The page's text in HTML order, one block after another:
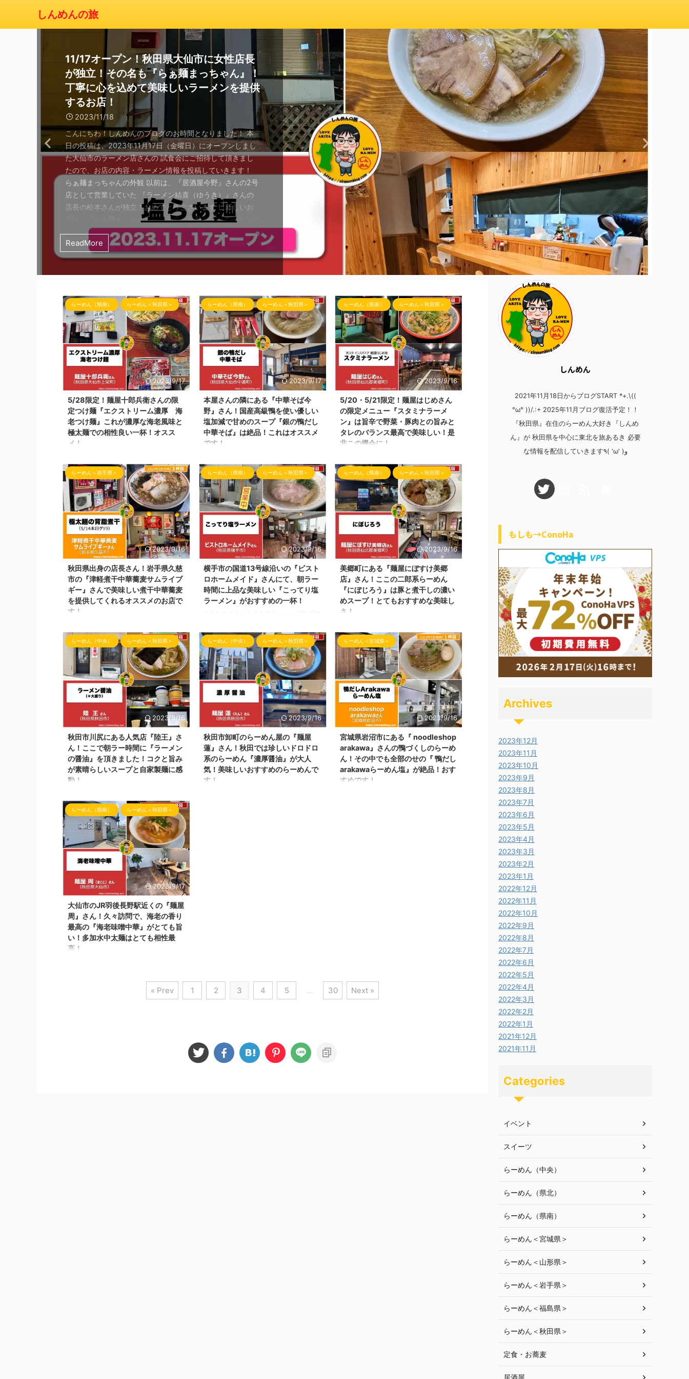
しんめんの旅
横手市赤坂にある昔から好きな味噌らーめ
ん屋さん『ラーメン大王』！ここの『新潟
みそラーメン』の濃口のスープにハマる！
おすすめです！
2023/12/24
こんばんわ！ 久しぶりのブログ『しんめんの旅』の投稿と
なりました。 今回は横手市赤坂にございますラーメン屋さ
んへご訪問させて頂きました！ 数年前、横手市の仕事帰り
ではよくお世話になっていたお店！ 「ラーメンだいおう」
さんです！ ラーメンだいおうさんの外観 らーめん屋さんの
場所 ラーメンだいおうさんの場所は、 ヤマダデンキ テッ
クランドNew横手店さんの近くにあります。 下記Googleマ
ップにてご参照ください。最寄駅はJR横手駅となります。
ラーメン屋さんの駐車場は、お店の正面に車を駐車するスペ
ースがあり ...
ReadMore
11/17オープン！秋田県大仙市に女性店長
が独立！その名も『らぁ麺まっちゃん』！
丁寧に心を込めて美味しいラーメンを提供
するお店！
2023/11/18
こんにちわ！しんめんのブログのお時間となりました！ 本
日の投稿は、2023年11月17日（金曜日）にオープンしまし
た大仙市のラーメン店さんの 試食会にご招待して頂きまし
たので、お店の内容・ラーメン情報を投稿していきます！
らぁ麺まっちゃんの外観 以前は、『居酒屋今野』さんの2号
店として営業していた 『ラーメン結喜（ゆうき）』さんの
店長の松本さんが独立！おめでとうございます！ 新しいお
店は、『らぁ麺まっちゃん』 とても可愛らしいネーミング
です！ （Instagramのアカウントは、＠ramen.maccha ...
ReadMore
コラボラーメン『心麺（しんめん）』が復
活！美郷町にある「麺屋はじめ」さんで
11/14〜期間限定にて提供開始！味噌らー
めん好きにはハマる一杯です！おすすめで
す！
2023/11/13
雪が降る季節が到来中！かなり冷え込んできましたね！ 本
日の『しんめんの旅』でご紹介するらーめんは、そんな冷え
込んだ季節でも温まるらーめん！ にんにく！旨辛！味噌！
のキーワードが入るらーめんのご紹介です！ 本日のご紹介
させて頂くラーメン店さんはいつもご贔屓にさせて頂いてい
る 秋田県仙北郡美郷町の「麺屋はじめ」さんです！ 前回の
ブログでもご紹介しましたが2023年11月1日にて祝1周年の
ラーメン屋さんです！ 麺屋はじめさん 麺屋はじめさんの場
所 麺屋はじめさんの近くには、競輪のサテライト六郷さん
やイオンスーパ ...
ReadMore
10月3日に秋田市八橋にオープンした『八
橋食堂』さん！素材にこだわった一杯の
『塩中華』
2023/11/4
こんばんわ！ブログ『しんめんの旅』のお時間となりまし
た。 本日も10月訪問時のらーめん屋さんを投稿していきま
す。 今回の投稿は、 10月3日にオープンしました 秋田市八
橋にオープンしたお店をご紹介いたします。 ここのらーめ
ん屋さんは、 秋田県にかほ市にある『湯の台食堂』さんの3
号店としてオープン。 以前は、『シロクロ』さんのお店だ
った場所へ オープンしたお店はここ！ 秋田県秋田市八橋に
あります「八橋食堂」さんです！ 八橋食堂さんの外観 八橋
食堂さんの場所 八橋食堂さんは、新国道のマクドナルドの
近くにありま ...
ReadMore
秋田市の人気店！『麺屋とんぼ庵』さん！
特製らぁめんと今日のめしの最強の組合
せ！とても美味しい一杯です！
2023/11/3
こんばんわ！ブログ『しんめんの旅』のお時間となりまし
た。 10月に訪問したらーめん屋さんの投稿がたまっており
ますので 少しずつ投稿をしていきます！ 今回の投稿は、秋
田市で人気店のお店を訪問してきたので そこのお店をご紹
介していきます。 ここのらーめん屋さんは、 インスタグラ
ムのフォロワーさんの投稿を見て とても気になり、それが
きっかけで訪問してきました。 そこのお店とはここ！ 秋田
県秋田市中通にあります「麺屋とんぼ庵」さんです！ 麺屋
とんぼ庵さんの外観 麺屋とんぼ庵さんの場所 麺屋とんぼ庵
さんは、明田地下 ...
ReadMore
祝1周年おめでとう！人気店『麺屋はじ
め』さん！周年祭限定の『1周年和歌山ラ
ーメン』は素晴らしい味の仕上がり！
2023/11/13
こんばんわ！2023年11月となりましたね。 ブログ「しんめ
んの旅」の更新をサボっておりました。申し訳ございません
m(_ _)m ワードプレスとテーマの不具合もあり、装飾がうま
くできておりません。 後日解消予定となります。それまで
文字の色など変更しないまま掲載させて頂きます。 本日は
久々の更新ということもあり、 ご贔屓にさせて頂いている
「麺屋はじめ」さんが 2023年11月1日にて丸1年ということ
で祝1周年となりました！ おめでとうございます。今回はこ
の周年祭の限定ラーメンを取り上げていきます！ 麺屋はじ
ReadMore
秋田市手形の『初代麺屋とのさき』さんの
雰囲気良いお店！２９の日限定の『豚そば
SIO』は最高の一杯でした！おすすめ！
2023/10/1
こんばんわ、しんめんのラーメンブログのお時間となりまし
た！ 2023年10月になりました！あっという間に秋の季節
に！ 秋といえば「食欲の秋」。 今回は、秋田県秋田市の初
訪問のらーめん屋さんへ行ってきました！ 前からとても気
になっていた『初代麺屋とのさき』さんへ （Instagram
は、 ＠ra_men_tonosaki です。） 初代麺屋とのさきさ
ん らーめん屋さんの場所 『初代麺屋とのさき』さんは、 秋
田県秋田市手形という地域にあり住宅街の中にあるらーめん
屋さんです！ 駐車場は、道路挟んでお店の斜め向か ...
ReadMore
横手市に9月4日オープンした『貝麺ほて
や横手店』さん！おすすめの『貝出汁 豚
骨らーめん（特製）』がここにあります！
2023/9/19
こんばんわ、しんめんのラーメンブログのお時間となりまし
た！ 2023年8月27日にて閉店となった麺屋一布さんの予告
通りの 横手市前郷一番町において貝出汁ラーメン店として
営業予定となったとの情報を頂きましたので そのラーメン
屋さんへ先日訪問してきました。 今回ご紹介するラーメン
屋さんは、9月４日頃からオープンしました予告通りの貝出
汁ラーメン店 『貝麺ほてや』さんです！Instagramは、 ＠
kaimen_hoteiya_yokote となります。 貝麺ほてやさん ら
ーめん屋さんの場所 横手市前郷という地域 ...
ReadMore
9/12グランドオープン！岩手県北上市の
『黄金製麺食堂』さん！地元に愛されてい
る製麺所が移転オープン！美味しいクリー
ミーな『泡味噌鶏白湯』を頂きました！
2023/9/16
こんにちわ、しんめんのラーメンブログのお時間となりまし
た！ パソコンの不具合が解消されてやっとブログの更新が
できるようになりました。 今回訪れたラーメン屋さんは、
岩手県で初！お店側からご招待を頂いたお店となります！
その訪れたラーメン屋さんをご紹介を致します！ 今回ご紹
介するラーメン屋さんは、9月12日（火）にグランドオープ
ンしました 『黄金製麺食堂（こがねせいめんしょくど
う）』さんです！ Instagramは、 ＠
koganeseimenjo_kitakami と ＠
koganeseimen_shok ...
ReadMore
秋田YouTuber食用アマガエルさんと麺屋
十郎兵衛さんのコラボラーメン『アマちゃ
ん』！ちゃんぽん風に辛味玉！自家製麺と
素晴らしい一杯！
2023/9/17
しんめんのラーメンブログのお時間です。 本日の投稿は、
秋田県の有名人お二方 元ラーメンブロガーから有名店（麺
屋十郎兵衛さん）の店主 佐藤雅浩社長！と 秋田県ラーメ
ンYouTuberの『食用アマガエル🐸』さんとの 『コラボラー
メン🍜』の提供を開始しましたのでその内容をご紹介致しま
す。 2023年9月1日から秋田県大仙市にある 麺屋 十郎兵衛
（めんや じゅろへえ）🍜さん（Instagram：＠
jurohee.satoumasahiro） にて今月限定（9/1から9/30ま
で）で提供されております。 麺屋十郎兵 ...
ReadMore
らーめん（県南） らーめん＜秋田県＞
2023/9/17
5/28限定！麺屋十郎兵衛さんの限
定つけ麺『エクストリーム濃厚 海
老つけ麺』これが濃厚な海老風味と
極太麺での相性良い一杯！オスス
メ！
お時間となりました！ 本日は、麺屋 十郎
兵衛（めんや じゅろへえ）🍜さんの
Instagram⇨ ＠jurohee.satoumasahiro
を見ていたら 5/28ゲリラ限定がとても気
になってしまい！朝の農作業の準備をして
早速お店へ！ 5/28限定つけ麺 海老🦐がと
ても好きなので、海老のスープと聞くと、
気になってラーメン屋さんへ向かってしま
います！ 佐藤雅浩社長！海老の限定メニ
ューありがとうございます！ らーめん屋
さんの場所 麺屋十郎兵衛さんがある場所
は、秋田県大 ...
らーめん（県南） らーめん＜秋田県＞
2023/9/17
本屋さんの隣にある『中華そば今
野』さん！国産高級鴨を使い優しい
塩加減で甘めのスープ『銀の鴨だし
中華そば』は絶品！これはオススメ
です！
のお時間です！ 今回の投稿は、大仙市大
曲にある『鴨だし中華そば』を扱っている
らーめん屋さんへ訪問したので、ご紹介さ
せて頂きます！ その鴨だしのらーめんを
提供してくれるお店はこちら！ 中華そば
今野 さんというらーめん屋さんです！
（Instagram： 0502konno こちらで最
新のお店情報をご覧頂けます。） 中華そ
ば今野さん ここのお店への訪問は、約1年
ちょいぶりで、久々訪問でわくわくしま
す！ らーめん屋さんの場所 秋田県大仙市
大曲中通町にあります中華そば今野さ ...
らーめん（県南） らーめん＜秋田県＞
2023/9/16
5/20・5/21限定！麺屋はじめさん
の限定メニュー『スタミナラーメ
ン』は旨辛で野菜・豚肉との旨みと
タレのバランス最高で美味しい！是
非この機会に！
グ📝です！ 本日の投稿は、仙北郡美郷町
にある『麺屋はじめ』さんの限定らーめん
情報となります。 （Instagram： ＠
hajime8118.akita こちらで最新のお店の
情報を取得できます） いきなり限定ラー
メンの画像を今回は載せちゃいます！ 本
日はブログにてこのらーめんをご紹介致し
ます！ 今回も、なんだかんだ閉店間際に
訪問しちゃってご迷惑をおかけしちゃいま
した。m(_ _)m 5/20・5/21の限定らーめん
らーめん屋さんの場所 麺屋はじめさんの
場所は、美郷町 ...
らーめん＜岩手県＞
2023/9/16
秋田県出身の店長さん！岩手県久慈
市の『津軽煮干中華蕎麦サムライブ
ギー』さんで美味しい煮干中華蕎麦
を提供してくれるオススメのお店で
す！
のお時間です！ 本日の投稿は、5月14日
（日）に岩手県久慈市へ行ってきました！
インスタを始めた頃にここのらーめん屋さ
んを知り、コロナ終息したらと約束して早
2年！ 2年越しを経てやっと訪問できた
「らーめん屋さん」のご紹介をいたしま
す。 自宅から片道約200キロ！目的は、
『ポケモン公園のイシツブテ公園』へ行く
ために午前中出発！ やっぱりここへ行く
目的の途中もらーめん屋さんへ！ 今回ご
紹介するらーめん屋さんは、 津軽煮干中
華蕎麦サムライブギーさんというらーめん
屋さんです！ ...
らーめん（県南） らーめん＜秋田県＞
2023/9/16
横手市の国道13号線沿いの『ビスト
ロホームメイド』さんにて、朝ラー
時間に上品な美味しい『こってり塩
ラーメン』がおすすめの一杯！
流行らせたといっても過言でないらーめん
屋さん 最近とても人気中で、さまざまな
インスタグラマーさんやYouTuberの方々
が訪れております！ そのらーめん屋さん
とは 「Bistro Home Made（ビストロホー
ムメイド）」さん です！ ※Instagram
は、＠bistro_home_made さんとなりま
す。最新情報などは、ラーメン屋さんの
Instagramをご覧ください！ ビストロホー
ムメイドさんの外観 ここのお店は、秋田
...
らーめん（県南） らーめん＜秋田県＞
2023/9/16
美郷町にある『麺屋にぼすけ美郷
店』さん！ここの二郎系らーめん
『にぼじろう』は豚と煮干しの濃い
めスープ！とてもおすすめな美味し
さ！
お時間となりました。 昨夜、閉店間際に
ここ仙北郡美郷町六郷にあるらーめん屋さ
んへ お邪魔してきましたのでご紹介して
いきます。 今回ご訪問させて頂いたらー
めん屋さんは、 ここ『麺屋にぼすけ美郷
店』さんとなります！ 夜9時まで営業して
いるので、仕事終わりの遅い時間などに
訪問できる為、とても重宝しているらーめ
ん屋さんです！ 麺屋にぼすけ美郷店さん
らーめん屋さんの場所 麺屋にぼすけ美郷
店さんの場所は、大仙市から横手市に向か
う国道13号線沿いにあります。 近くに
は、とん太美 ...
らーめん（中央） らーめん＜秋田県＞
2023/9/16
秋田市川尻にある人気店『陸王』さ
ん！ここで朝ラー時間に『ラーメン
の醤油』を頂きました！コクと旨み
が素晴らしいスープと自家製麺に感
動！
お時間です！ 今回、秋田市に用事があっ
たので県南から向かい 朝から朝らーめん
を食べられるらーめん屋さんを探しここの
らーめん屋さんへ！ 秋田市でも人気で朝
らー！昼らー！共に人気のお店の一つ！
今回、ご紹介するらーめん屋さんは秋田市
川尻にある「陸王」さん です！ 陸王
さんの外観 らーめん屋さんの場所 陸王さ
んがある場所は、 MEGA・ドンキホーテ秋
田店さんから御休み通りを通り おやすみ
通り歯科さんの向かい側のらーめん屋さん
になります！ 朝ラーの時間帯は 午前7時
からとな ...
らーめん（中央） らーめん＜秋田県＞
2023/9/16
秋田市卸町のらーめん屋の『麺屋
蓮』さん！秋田では珍しいドロドロ
系のらーめん『濃厚醤油』が大人
気！美味しいおすすめのらーめんで
す！
らーめん＜宮城県＞
2023/9/16
宮城県岩沼市にある『 noodleshop
arakawa』さんの鴨づくしのらーめ
ん！その中でも全部のせの『 鴨だし
arakawaらーめん塩』が絶品！おす
すめです！
らーめん（県南） らーめん＜秋田県＞
2023/9/17
大仙市のJR羽後長野駅近くの『麺屋
周』さん！久々訪問で、海老の香り
最高の『海老味噌中華』がとても旨
い！多加水中太麺はとても相性最
高！
沙汰していた大仙市長野のあのラーメン屋
さんへ訪問してきました！ ここのお店
« Prev 1 2 3 4 5 … 30 Next »
しんめん
2021年11月18日からブログSTART *+.\((
°ω° ))/.:+ 2025年11月ブログ復活予定！！
『秋田県』在住のらーめん大好き『しんめ
ん』が 秋田県を中心に東北を旅あるき 必要
な情報を配信していきます٩( 'ω' )و
もしも→ConoHa
Archives
2023年12月
2023年11月
2023年10月
2023年9月
2023年8月
2023年7月
2023年6月
2023年5月
2023年4月
2023年3月
2023年2月
2023年1月
2022年12月
2022年11月
2022年10月
2022年9月
2022年8月
2022年7月
2022年6月
2022年5月
2022年4月
2022年3月
2022年2月
2022年1月
2021年12月
2021年11月
Categories
イベント
スイーツ
らーめん（中央）
らーめん（県北）
らーめん（県南）
らーめん＜宮城県＞
らーめん＜山形県＞
らーめん＜岩手県＞
らーめん＜福島県＞
らーめん＜秋田県＞
定食・お蕎麦
居酒屋